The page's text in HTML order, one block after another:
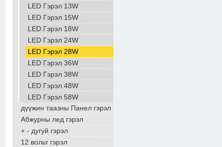
LED Гэрэл 13W
LED Гэрэл 15W
LED Гэрэл 18W
LED Гэрэл 24W
LED Гэрэл 28W
LED Гэрэл 36W
LED Гэрэл 38W
LED Гэрэл 48W
LED Гэрэл 58W
дүүжин таазны Панел гэрэл
Aбжурны лед гэрэл
+ - дугуй гэрэл
12 вольт гэрэл